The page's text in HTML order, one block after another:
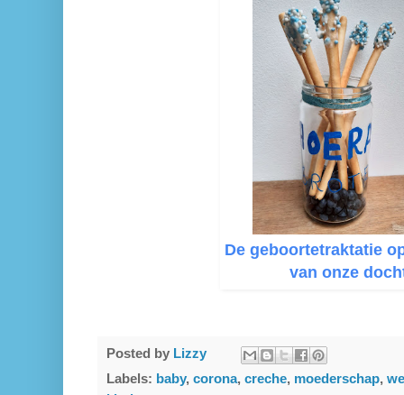
De geboortetraktatie
van onze
Posted by Lizzy
Labels: baby, corona, creche, moederschap,